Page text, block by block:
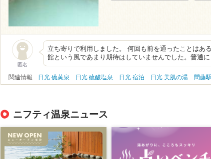
匿名
立ち寄りで利用しました。 何回も前を通ったことはあ
館という風であまり期待はしていませんでした。普通
関連情報 日光 硫黄泉 日光 硫酸塩泉 日光 宿泊 日光 美肌の湯 間藤駅
ニフティ温泉ニュース